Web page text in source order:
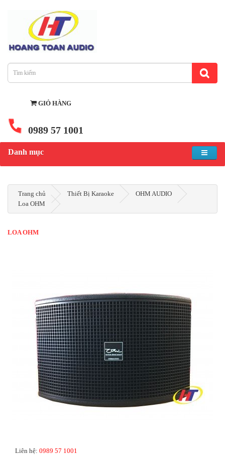
GIỎ HÀNG
0989 57 1001
Danh mục
Trang chủ Thiết Bị Karaoke
OHM AUDIO
Loa OHM
LOA OHM
Liên hệ: 0989 57 1001